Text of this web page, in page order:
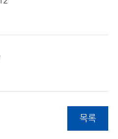
목록